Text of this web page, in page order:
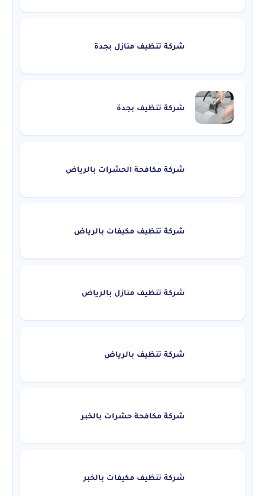
شركة تنظيف منازل بجدة
شركة تنظيف بجدة
شركة مكافحة الحشرات بالرياض
شركة تنظيف مكيفات بالرياض
شركة تنظيف منازل بالرياض
شركة تنظيف بالرياض
شركة مكافحة حشرات بالخبر
شركة تنظيف مكيفات بالخبر